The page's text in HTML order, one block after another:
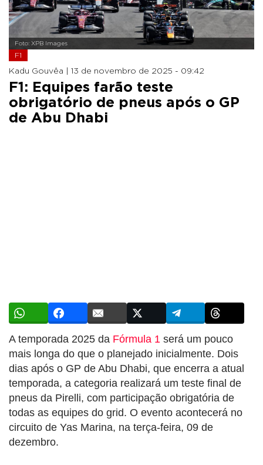
Foto: XPB Images
F1
Kadu Gouvêa | 13 de novembro de 2025 - 09:42
F1: Equipes farão teste
obrigatório de pneus após o GP
de Abu Dhabi
A temporada 2025 da Fórmula 1 será um pouco
mais longa do que o planejado inicialmente. Dois
dias após o GP de Abu Dhabi, que encerra a atual
temporada, a categoria realizará um teste final de
pneus da Pirelli, com participação obrigatória de
todas as equipes do grid. O evento acontecerá no
circuito de Yas Marina, na terça-feira, 09 de
dezembro.